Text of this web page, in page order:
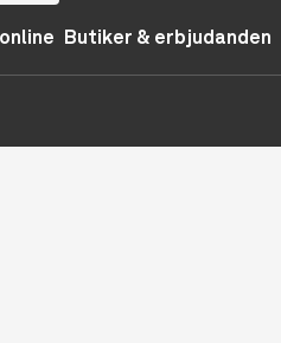
Butiker & erbjudanden